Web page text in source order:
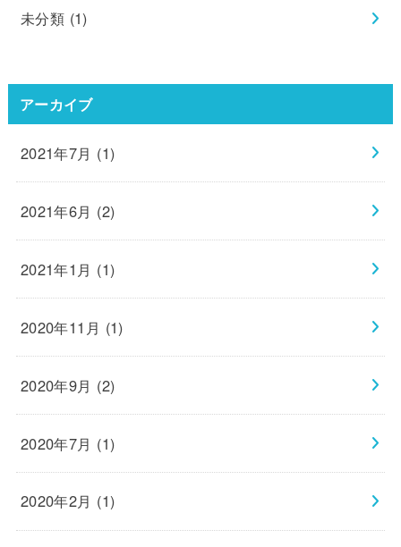
未分類 (1)
アーカイブ
2021年7月 (1)
2021年6月 (2)
2021年1月 (1)
2020年11月 (1)
2020年9月 (2)
2020年7月 (1)
2020年2月 (1)